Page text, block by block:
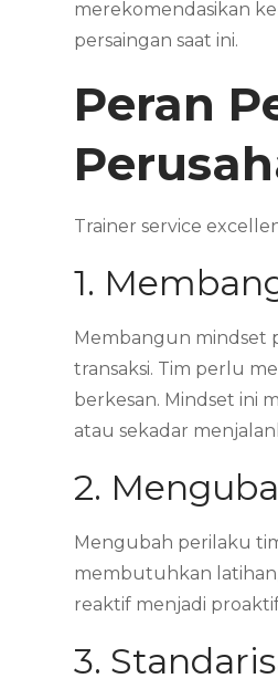
merekomendasikan
persaingan saat ini.
Peran
Trainer service
1.
Membangun mindset
transaksi. Tim perlu
berkesan. Mindset ini
atau sekadar
2.
Mengubah perilaku
membutuhkan
reaktif menjadi
3.